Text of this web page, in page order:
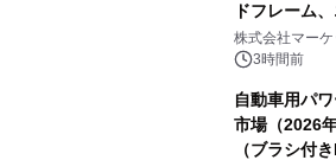
ドフレーム
レーム）・
株式会社マー
3時間前
自動車用パ
市場（2026
（ブラシ付